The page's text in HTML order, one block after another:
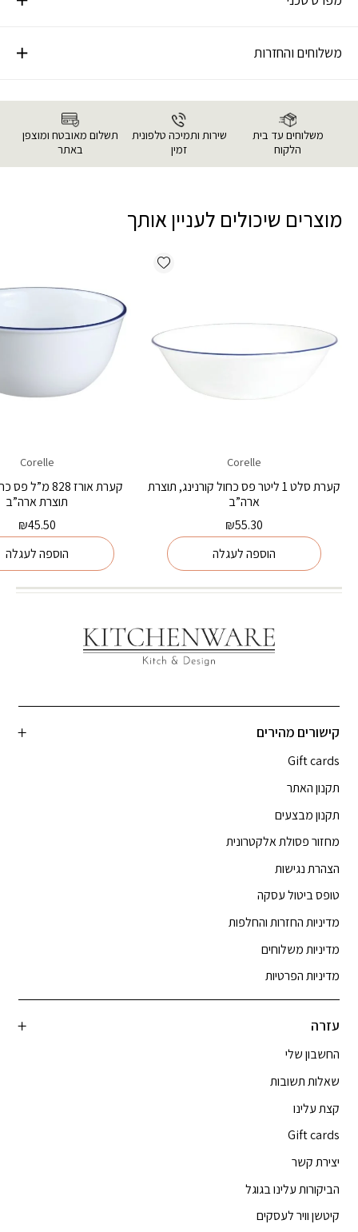
משלוחים והחזרות
משלוחים עד בית
הלקוח
שירות ותמיכה טלפונית
זמין
תשלום מאובטח ומוצפן
באתר
מוצרים שיכולים לעניין אותך
Add wishlist
Corelle
קערת סלט 1 ליטר פס כחול קורנינג, תוצרת
ארה”ב
₪55.30
הוספה לעגלה
Corelle
קערת אורז 828
תוצרת ארה”ב
₪45.50
הוספה לעגלה
קישורים מהירים
Gift cards
תקנון האתר
תקנון מבצעים
מחזור פסולת אלקטרונית
הצהרת נגישות
טופס ביטול עסקה
מדיניות החזרות והחלפות
מדיניות משלוחים
מדיניות הפרטיות
עזרה
החשבון שלי
שאלות תשובות
קצת עלינו
Gift cards
יצירת קשר
הביקורות עלינו בגוגל
קיטשן וויר לעסקים